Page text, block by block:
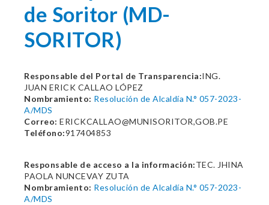
de Soritor (MD-
SORITOR)
Responsable del Portal de Transparencia:ING.
JUAN ERICK CALLAO LÓPEZ
Nombramiento: Resolución de Alcaldía N.° 057-2023-
A/MDS
Correo: ERICKCALLAO@MUNISORITOR,GOB.PE
Teléfono:917404853
Responsable de acceso a la información:TEC. JHINA
PAOLA NUNCEVAY ZUTA
Nombramiento: Resolución de Alcaldía N.° 057-2023-
A/MDS